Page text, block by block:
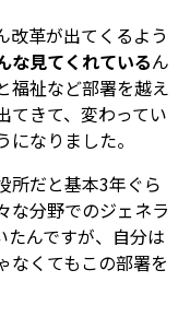
改革が出てくるよう
な見てくれているん
福祉など部署を越え
てきて、変わってい
なりました。
所だと基本3年ぐら
な分野でのジェネラ
たんですが、自分は
なくてもこの部署を